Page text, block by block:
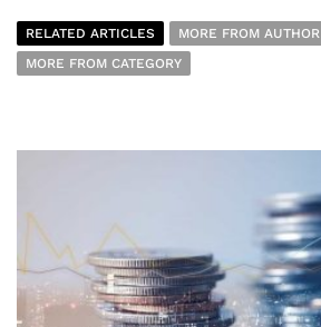
RELATED ARTICLES
MORE FROM AUTHOR
MORE FROM CATEGORY